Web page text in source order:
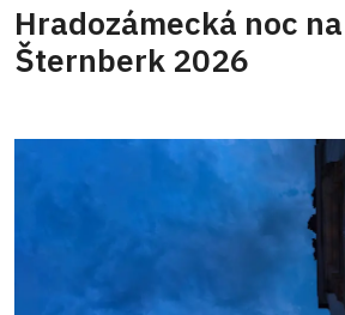
Hradozámecká noc
Šternberk 2026